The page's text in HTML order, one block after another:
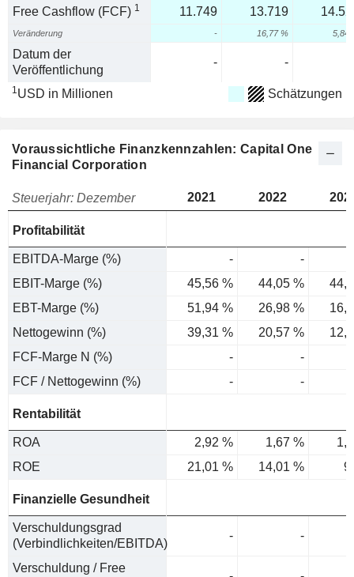
Free Cashflow (FCF) 1 11.749 13.719
Veränderung - 16,77 % 5,84
Datum der
Veröffentlichung
- -
1USD in Millionen Schätzungen
Voraussichtliche Finanzkennzahlen: Capital One
Financial Corporation
Steuerjahr: Dezember 2021 2022
Profitabilität
EBITDA-Marge (%) -
-
EBIT-Marge (%)
45,56 % 44,05 %
EBT-Marge (%)
51,94 % 26,98 %
Nettogewinn (%)
39,31 % 20,57 %
FCF-Marge N (%)
-
-
FCF / Nettogewinn (%)
- -
Rentabilität
ROA 2,92 % 1,67 %
ROE
21,01 % 14,01 %
Finanzielle Gesundheit
Verschuldungsgrad
(Verbindlichkeiten/EBITDA)
- -
Verschuldung / Free